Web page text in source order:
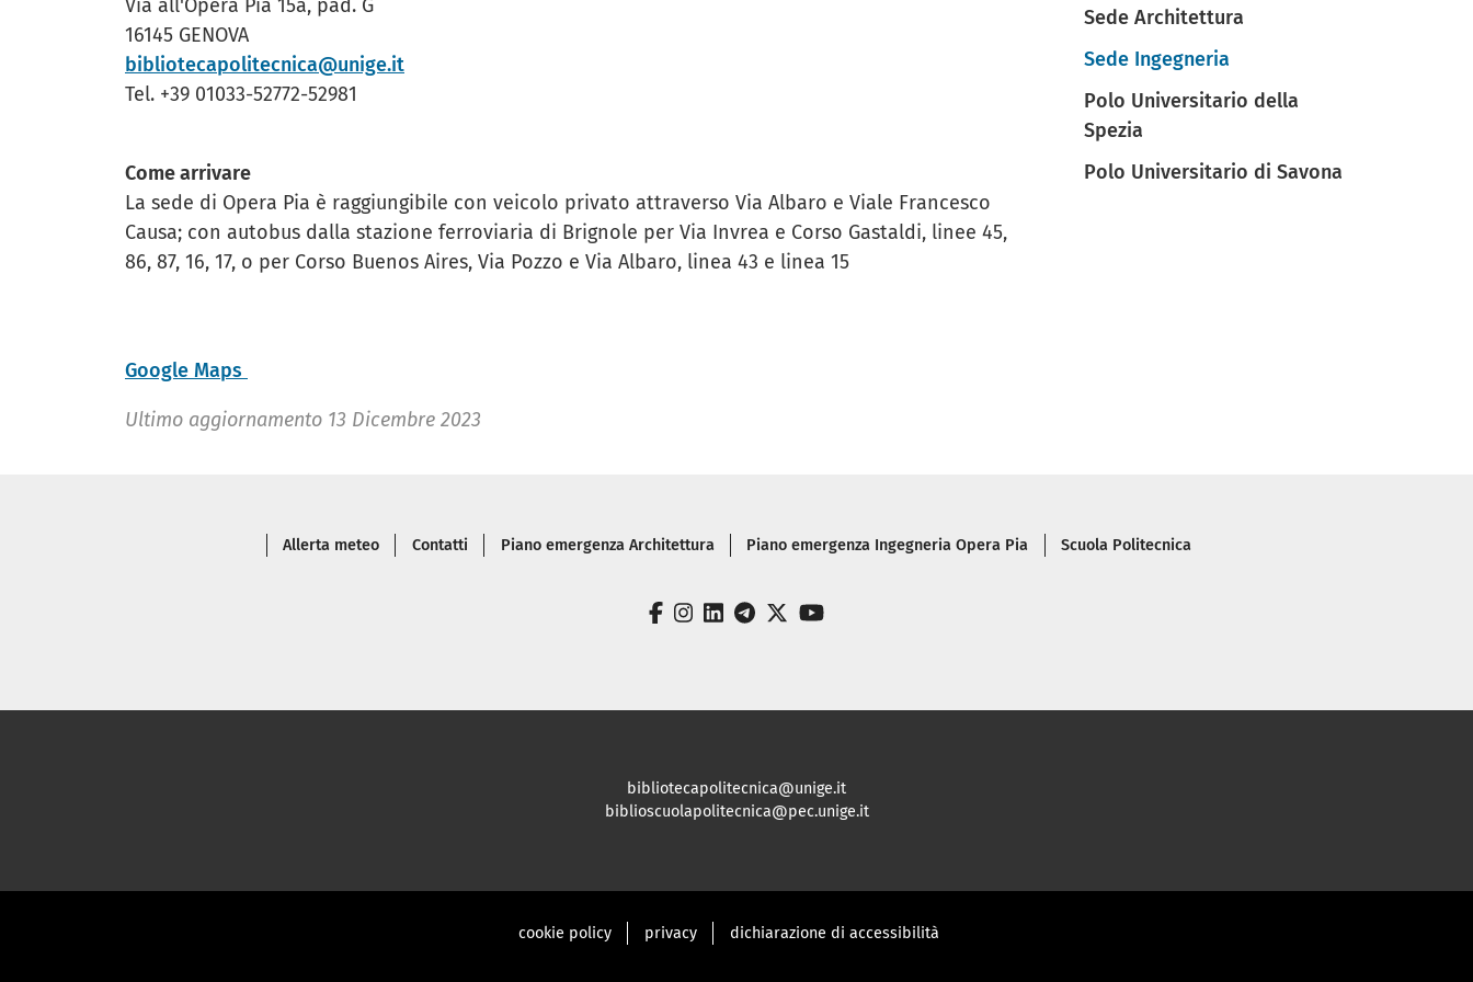
Via all'Opera Pia 15a, pad. G
16145 GENOVA
bibliotecapolitecnica@unige.it
Tel. +39 01033-52772-52981
Come arrivare
La sede di Opera Pia è raggiungibile con veicolo privato attraverso Via Albaro e Viale Francesco
Causa; con autobus dalla stazione ferroviaria di Brignole per Via Invrea e Corso Gastaldi, linee 45,
86, 87, 16, 17, o per Corso Buenos Aires, Via Pozzo e Via Albaro, linea 43 e linea 15
Google Maps
Ultimo aggiornamento 13 Dicembre 2023
Sede Architettura
Sede Ingegneria
Polo Universitario della
Spezia
Polo Universitario di Savona
Piè di pagina
Allerta meteo Contatti Piano emergenza Architettura Piano emergenza Ingegneria Opera Pia Scuola Politecnica
facebook
instagram
linkedin
telegram
twitteryoutube
bibliotecapolitecnica@unige.it
biblioscuolapolitecnica@pec.unige.it
cookie policy privacy dichiarazione di accessibilità